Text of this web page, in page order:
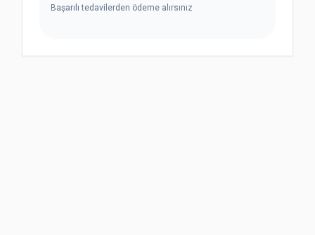
Başarılı tedavilerden ödeme alırsınız